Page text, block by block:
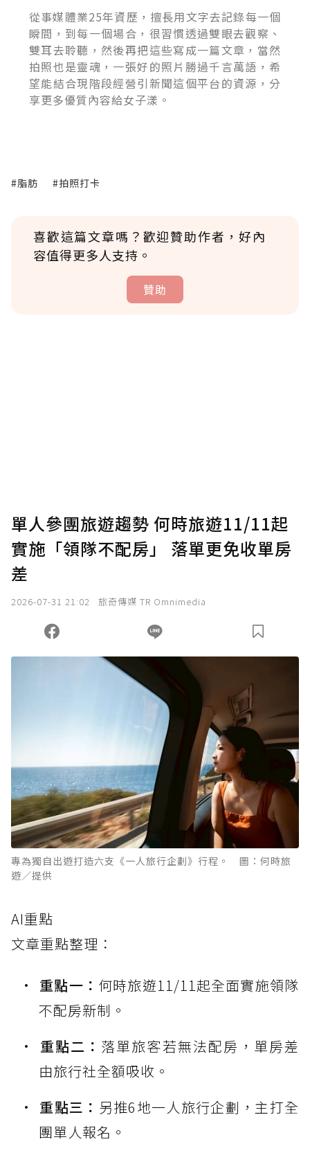
從事媒體業25年資歷，擅長用文字去記錄每一個
瞬間，到每一個場合，很習慣透過雙眼去觀察、
雙耳去聆聽，然後再把這些寫成一篇文章，當然
拍照也是靈魂，一張好的照片勝過千言萬語，希
望能結合現階段經營引新聞這個平台的資源，分
享更多優質內容給女子漾。
#脂肪 #拍照打卡
喜歡這篇文章嗎？歡迎贊助作者，好內
容值得更多人支持。
贊助
確認送出
您當前剩餘 U 利點數：0點；前往 購買點數
單人參團旅遊趨勢 何時旅遊11/11起
實施「領隊不配房」 落單更免收單房
差
2026-07-31 21:02 旅奇傳媒 TR Omnimedia
專為獨自出遊打造六支《一人旅行企劃》行程。 圖：何時旅
遊／提供
AI重點
文章重點整理：
重點一： 何時旅遊11/11起全面實施領隊
不配房新制。
重點二： 落單旅客若無法配房，單房差
由旅行社全額吸收。
重點三： 另推6地一人旅行企劃，主打全
團單人報名。